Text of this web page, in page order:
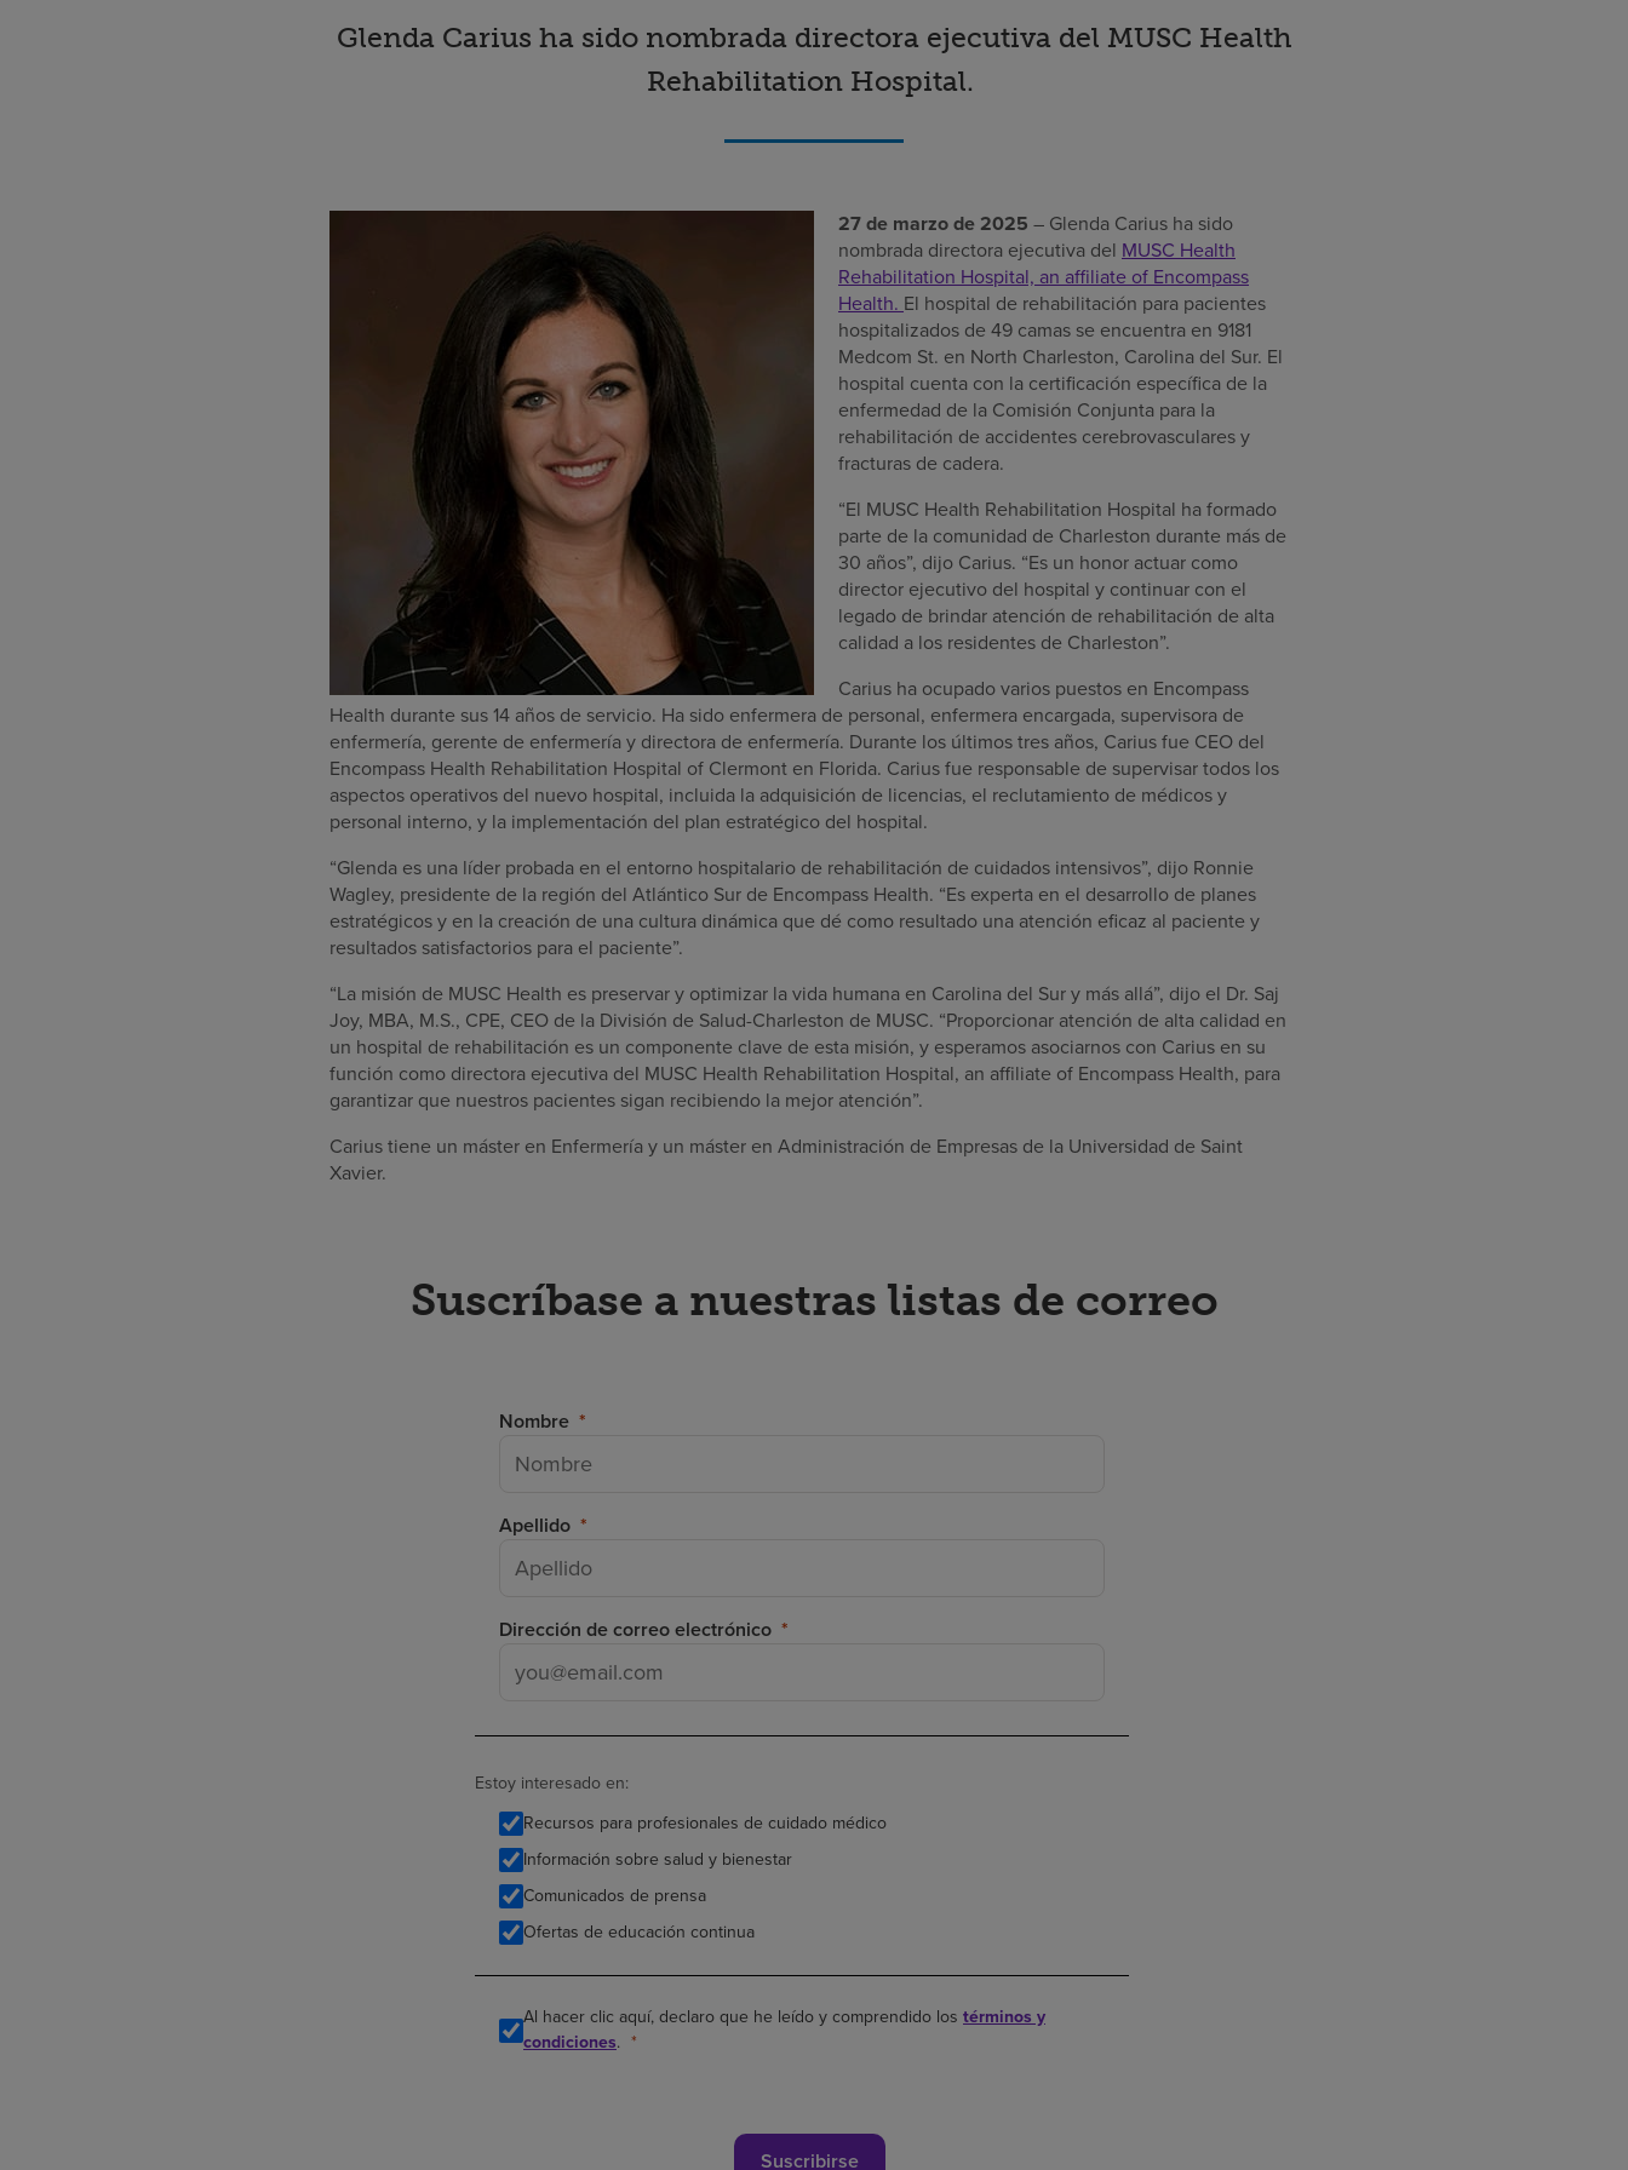
Glenda Carius ha sido nombrada directora ejecutiva del MUSC Health
Rehabilitation Hospital.
27 de marzo de 2025 – Glenda Carius ha sido
nombrada directora ejecutiva del MUSC Health
Rehabilitation Hospital, an affiliate of Encompass
Health. El hospital de rehabilitación para pacientes
hospitalizados de 49 camas se encuentra en 9181
Medcom St. en North Charleston, Carolina del Sur. El
hospital cuenta con la certificación específica de la
enfermedad de la Comisión Conjunta para la
rehabilitación de accidentes cerebrovasculares y
fracturas de cadera.
“El MUSC Health Rehabilitation Hospital ha formado
parte de la comunidad de Charleston durante más de
30 años”, dijo Carius. “Es un honor actuar como
director ejecutivo del hospital y continuar con el
legado de brindar atención de rehabilitación de alta
calidad a los residentes de Charleston”.
Carius ha ocupado varios puestos en Encompass
Health durante sus 14 años de servicio. Ha sido enfermera de personal, enfermera encargada, supervisora de
enfermería, gerente de enfermería y directora de enfermería. Durante los últimos tres años, Carius fue CEO del
Encompass Health Rehabilitation Hospital of Clermont en Florida. Carius fue responsable de supervisar todos los
aspectos operativos del nuevo hospital, incluida la adquisición de licencias, el reclutamiento de médicos y
personal interno, y la implementación del plan estratégico del hospital.
“Glenda es una líder probada en el entorno hospitalario de rehabilitación de cuidados intensivos”, dijo Ronnie
Wagley, presidente de la región del Atlántico Sur de Encompass Health. “Es experta en el desarrollo de planes
estratégicos y en la creación de una cultura dinámica que dé como resultado una atención eficaz al paciente y
resultados satisfactorios para el paciente”.
“La misión de MUSC Health es preservar y optimizar la vida humana en Carolina del Sur y más allá”, dijo el Dr. Saj
Joy, MBA, M.S., CPE, CEO de la División de Salud-Charleston de MUSC. “Proporcionar atención de alta calidad en
un hospital de rehabilitación es un componente clave de esta misión, y esperamos asociarnos con Carius en su
función como directora ejecutiva del MUSC Health Rehabilitation Hospital, an affiliate of Encompass Health, para
garantizar que nuestros pacientes sigan recibiendo la mejor atención”.
Carius tiene un máster en Enfermería y un máster en Administración de Empresas de la Universidad de Saint
Xavier.
Suscríbase a nuestras listas de correo
Nombre
Apellido
Dirección de correo electrónico
Estoy interesado en:
Recursos para profesionales de cuidado médico
Información sobre salud y bienestar
Comunicados de prensa
Ofertas de educación continua
Al hacer clic aquí, declaro que he leído y comprendido los términos y
condiciones.
Suscribirse